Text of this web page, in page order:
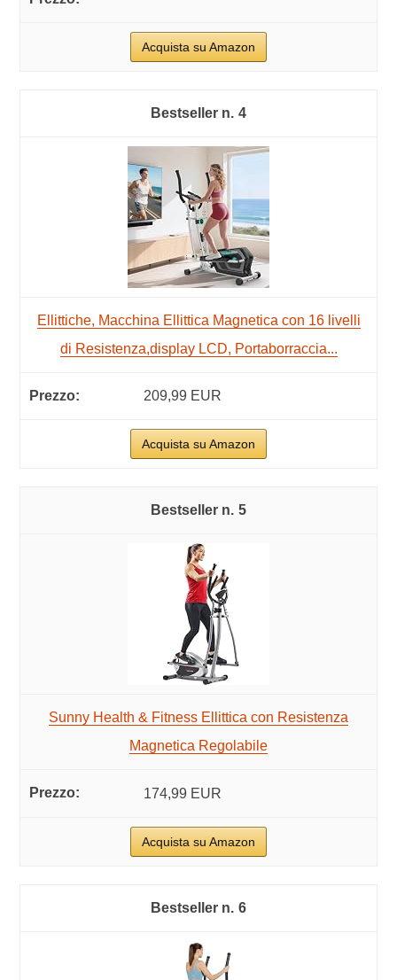
Acquista su Amazon
4
Ellittiche, Macchina Ellittica Magnetica con 16 livelli
di Resistenza,display LCD, Portaborraccia...
209,99 EUR
Acquista su Amazon
5
Sunny Health & Fitness Ellittica con Resistenza
Magnetica Regolabile
174,99 EUR
Acquista su Amazon
6